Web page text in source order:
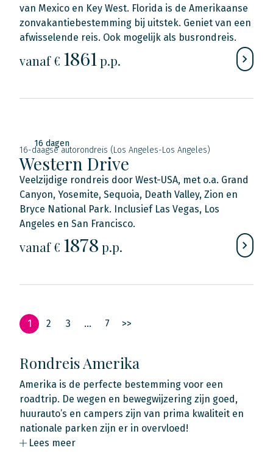
van Mexico en Key West. Florida is de Amerikaanse
zonvakantiebestemming bij uitstek. Geniet van een
afwisselende reis. Ook mogelijk als busrondreis.
vanaf € 1861p.p.
16 dagen
16-daagse autorondreis (Los Angeles-Los Angeles)
Western Drive
Veelzijdige rondreis door West-USA, met o.a. Grand
Canyon, Yosemite, Sequoia, Death Valley, Zion en
Bryce National Park. Inclusief Las Vegas, Los
Angeles en San Francisco.
vanaf € 1878 p.p.
1 2 3 … 7 >>
Rondreis Amerika
Amerika is de perfecte bestemming voor een
roadtrip. De wegen en bewegwijzering zijn goed,
huurauto’s en campers zijn van prima kwaliteit en
nationale parken zijn er in overvloed!
Lees meer